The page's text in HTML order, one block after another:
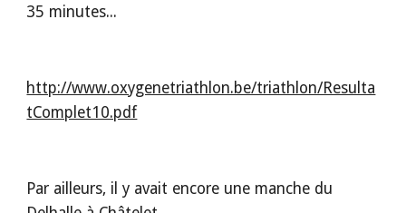
35 minutes...
http://www.oxygenetriathlon.be/triathlon/Resulta
tComplet10.pdf
Par ailleurs, il y avait encore une manche du